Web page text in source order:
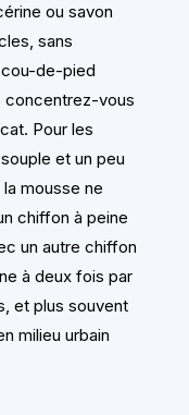
ou savon
sans
de-pied
concentrez-vous
Pour les
et un peu
mousse ne
chiffon à peine
un autre chiffon
à deux fois par
et plus souvent
milieu urbain